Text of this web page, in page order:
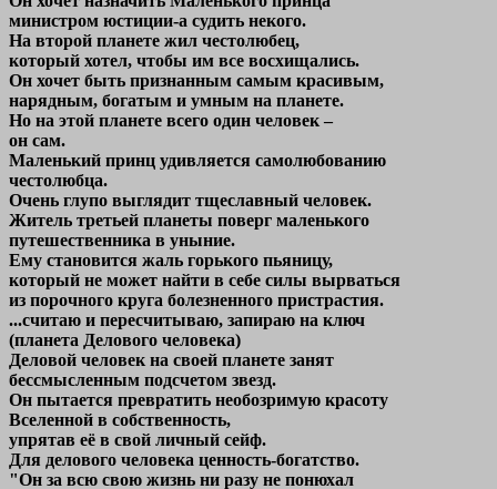
министром юстиции-а судить некого.
На второй планете жил честолюбец,
который хотел, чтобы им все восхищались.
Он хочет быть признанным самым красивым,
нарядным, богатым и умным на планете.
Но на этой планете всего один человек –
он сам.
Маленький принц удивляется самолюбованию
честолюбца.
Очень глупо выглядит тщеславный человек.
Житель третьей планеты поверг маленького
путешественника в уныние.
Ему становится жаль горького пьяницу,
который не может найти в себе силы вырваться
из порочного круга болезненного пристрастия.
...считаю и пересчитываю, запираю на ключ
(планета Делового человека)
Деловой человек на своей планете занят
бессмысленным подсчетом звезд.
Он пытается превратить необозримую красоту
Вселенной в собственность,
упрятав её в свой личный сейф.
Для делового человека ценность-богатство.
"Он за всю свою жизнь ни разу не понюхал